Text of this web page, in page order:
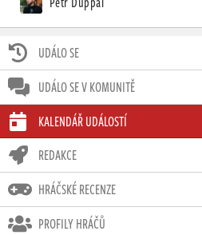
UDÁLO SE
UDÁLO SE V KOMUNITĚ
KALENDÁŘ UDÁLOSTÍ
REDAKCE
HRÁČSKÉ RECENZE
PROFILY HRÁČŮ